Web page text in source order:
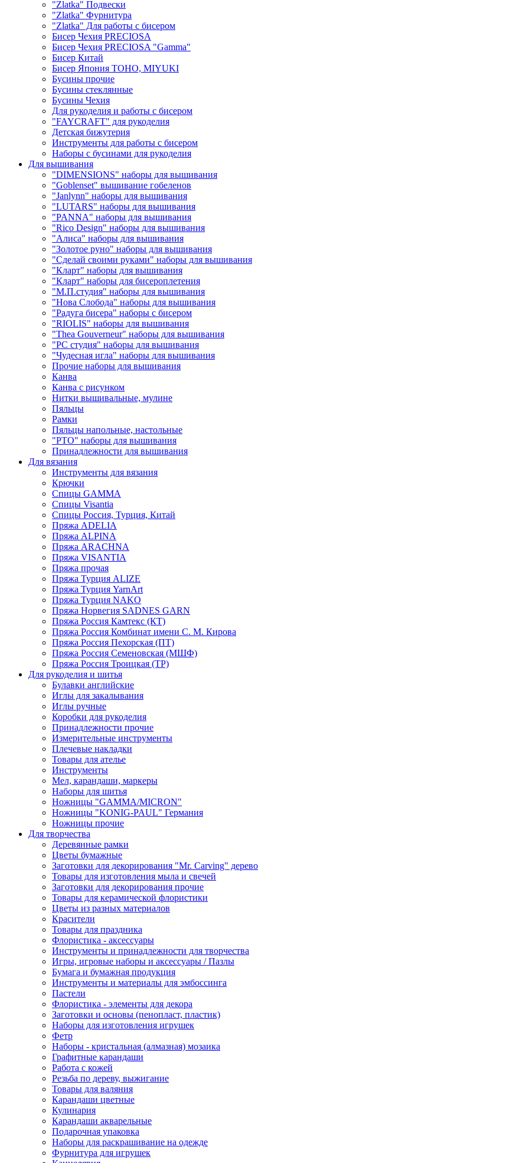
"Zlatka" Подвески
"Zlatka" Фурнитура
"Zlatka" Для работы с бисером
Бисер Чехия PRECIOSA
Бисер Чехия PRECIOSA "Gamma"
Бисер Китай
Бисер Япония TOHO, MIYUKI
Бусины прочие
Бусины стеклянные
Бусины Чехия
Для рукоделия и работы с бисером
"FAYCRAFT" для рукоделия
Детская бижутерия
Инструменты для работы с бисером
Наборы с бусинами для рукоделия
Для вышивания
"DIMENSIONS" наборы для вышивания
"Goblenset" вышивание гобеленов
"Janlynn" наборы для вышивания
"LUTARS" наборы для вышивания
"PANNA" наборы для вышивания
"Rico Design" наборы для вышивания
"Алиса" наборы для вышивания
"Золотое руно" наборы для вышивания
"Сделай своими руками" наборы для вышивания
"Кларт" наборы для вышивания
"Кларт" наборы для бисероплетения
"М.П.студия" наборы для вышивания
"Нова Слобода" наборы для вышивания
"Радуга бисера" наборы с бисером
"RIOLIS" наборы для вышивания
"Thea Gouverneur" наборы для вышивания
"РС студия" наборы для вышивания
"Чудесная игла" наборы для вышивания
Прочие наборы для вышивания
Канва
Канва с рисунком
Нитки вышивальные, мулине
Пяльцы
Рамки
Пяльцы напольные, настольные
"РТО" наборы для вышивания
Принадлежности для вышивания
Для вязания
Инструменты для вязания
Крючки
Спицы GAMMA
Спицы Visantia
Спицы Россия, Турция, Китай
Пряжа ADELIA
Пряжа ALPINA
Пряжа ARACHNA
Пряжа VISANTIA
Пряжа прочая
Пряжа Турция ALIZE
Пряжа Турция YarnArt
Пряжа Турция NAKO
Пряжа Норвегия SADNES GARN
Пряжа Россия Камтекс (КТ)
Пряжа Россия Комбинат имени С. М. Кирова
Пряжа Россия Пехорская (ПТ)
Пряжа Россия Семеновская (МШФ)
Пряжа Россия Троицкая (ТР)
Для рукоделия и шитья
Булавки английские
Иглы для закалывания
Иглы ручные
Коробки для рукоделия
Принадлежности прочие
Измерительные инструменты
Плечевые накладки
Товары для ателье
Инструменты
Мел, карандаши, маркеры
Наборы для шитья
Ножницы "GAMMA/MICRON"
Ножницы "KONIG-PAUL" Германия
Ножницы прочие
Для творчества
Деревянные рамки
Цветы бумажные
Заготовки для декорирования "Mr. Carving" дерево
Товары для изготовления мыла и свечей
Заготовки для декорирования прочие
Товары для керамической флористики
Цветы из разных материалов
Красители
Товары для праздника
Флористика - аксессуары
Инструменты и принадлежности для творчества
Игры, игровые наборы и аксессуары / Пазлы
Бумага и бумажная продукция
Инструменты и материалы для эмбоссинга
Пастели
Флористика - элементы для декора
Заготовки и основы (пенопласт, пластик)
Наборы для изготовления игрушек
Фетр
Наборы - кристальная (алмазная) мозаика
Графитные карандаши
Работа с кожей
Резьба по дереву, выжигание
Товары для валяния
Карандаши цветные
Кулинария
Карандаши акварельные
Подарочная упаковка
Наборы для раскрашивание на одежде
Фурнитура для игрушек